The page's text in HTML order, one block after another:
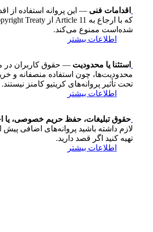
اقدامات فنی — این پروانه استفاده از
شده‌است ممنوع می‌کند.
اطلاعات بیشتر
استثنا یا محدودیت — حقوق کاربران در
محدودیت‌ها، چون استفاده منصفانه و
تحت تأثیر پروانه‌های کریتیو کامنز نیستند.
اطلاعات بیشتر
حقوق تبلیغات، حفظ حریم خصوصی، یا
لازم داشته باشید پروانه‌های اضافی پیش
تهیه کنید اگر قصد دارید.
اطلاعات بیشتر